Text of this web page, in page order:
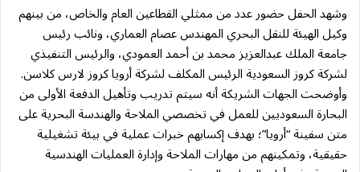
وشهد الحفل حضور عدد من ممثلي القطاعين العام والخاص، من بينهم
وكيل الهيئة للنقل البحري المهندس عصام العماري، ونائب رئيس
جامعة الملك عبدالعزيز محمد بن أحمد العمودي، والرئيس التنفيذي
لشركة كروز السعودية الرئيس المكلف لشركة أرويا كروز لارس كلاسن.
وأوضحت الجهات الشريكة أنه سيتم تدريب وتأهيل الدفعة الأولى من
البحارة السعوديين للعمل في تخصصي الملاحة والهندسة البحرية على
متن سفينة “أرويا”؛ بهدف إكسابهم خبرات عملية في بيئة تشغيلية
حقيقية، وتمكينهم من مهارات الملاحة وإدارة العمليات الهندسية